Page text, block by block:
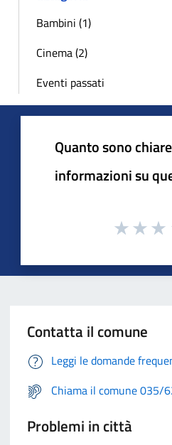
Bambini (1)
Cinema (2)
Eventi passati
Quanto sono
informazioni su
Contatta il comune
Leggi le domande
Chiama il comune 035/
Problemi in città